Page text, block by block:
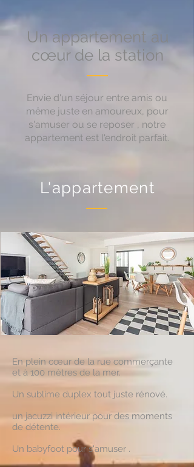
Un appartement au
cœur de la station
Envie d'un séjour entre amis ou
même juste en amoureux, pour
s'amuser ou se reposer , notre
appartement est l'endroit parfait.
L'appartement
En plein cœur de la rue commerçante
et à 100 mètres de la mer.
Un sublime duplex tout juste rénové.
un jacuzzi intérieur pour des moments
de détente.
Un babyfoot pour s'amuser .